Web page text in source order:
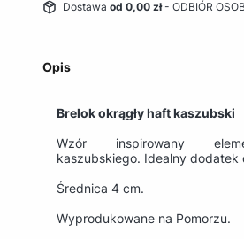
Dostawa od 0,00 zł- ODBIÓR
Opis
Brelok okrągły haft kaszubski
Wzór inspirowany
kaszubskiego. Idealny dodatek
Średnica 4 cm.
Wyprodukowane na Pomorzu.